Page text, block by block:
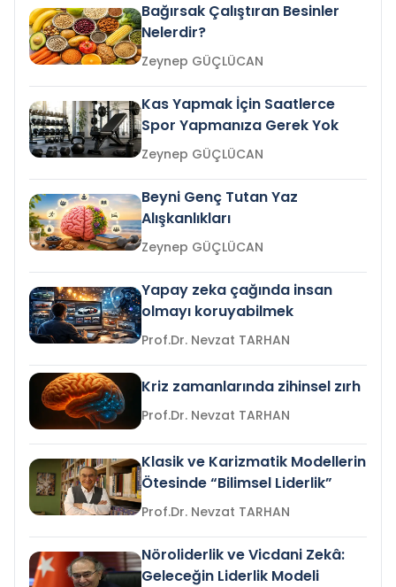
Bağırsak Çalıştıran Besinler
Nelerdir?
Zeynep GÜÇLÜCAN
Kas Yapmak İçin Saatlerce
Spor Yapmanıza Gerek Yok
Zeynep GÜÇLÜCAN
Beyni Genç Tutan Yaz
Alışkanlıkları
Zeynep GÜÇLÜCAN
Yapay zeka çağında insan
olmayı koruyabilmek
Prof.Dr. Nevzat TARHAN
Kriz zamanlarında zihinsel zırh
Prof.Dr. Nevzat TARHAN
Klasik ve Karizmatik Modellerin
Ötesinde “Bilimsel Liderlik”
Prof.Dr. Nevzat TARHAN
Nöroliderlik ve Vicdani Zekâ:
Geleceğin Liderlik Modeli